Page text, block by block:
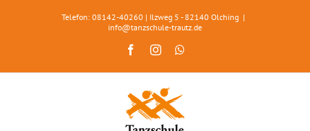
Telefon: 08142-40260 | Ilzweg 5 - 82140 Olching |
info@tanzschule-trautz.de
FacebookInstagram